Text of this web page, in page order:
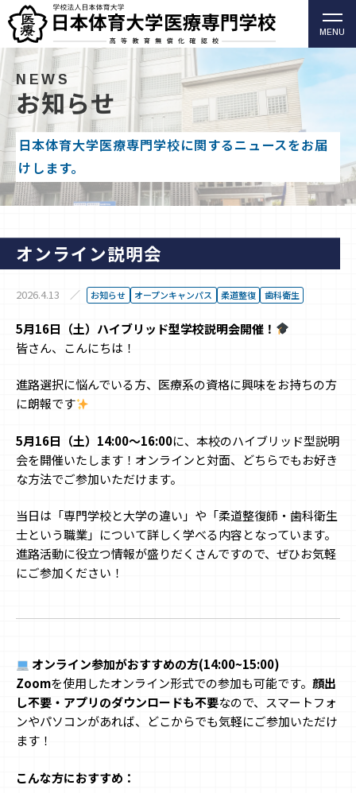
柔道整復師・歯科衛生士の日本体育大学医療専門学校
（高等教育無償化確認校）
MENU
NEWS
お知らせ
日本体育大学医療専門学校に関するニュースをお届
けします。
オンライン説明会
2026.4.13 お知らせ オープンキャンパス 柔道整復 歯科衛生
5月16日（土）ハイブリッド型学校説明会開催！
皆さん、こんにちは！
進路選択に悩んでいる方、医療系の資格に興味をお持ちの方
に朗報です
5月16日（土）14:00〜16:00に、本校のハイブリッド型説明
会を開催いたします！オンラインと対面、どちらでもお好き
な方法でご参加いただけます。
当日は「専門学校と大学の違い」や「柔道整復師・歯科衛生
士という職業」について詳しく学べる内容となっています。
進路活動に役立つ情報が盛りだくさんですので、ぜひお気軽
にご参加ください！
オンライン参加がおすすめの方(14:00~15:00)
Zoomを使用したオンライン形式での参加も可能です。 顔出
し不要・アプリのダウンロードも不要なので、スマートフォ
ンやパソコンがあれば、どこからでも気軽にご参加いただけ
ます！
こんな方におすすめ：